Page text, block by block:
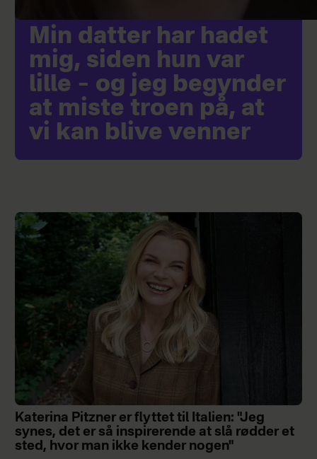
Min datter har hadet
mig, siden hun var
lille – og jeg begynder
at miste troen på, at
vi kan blive venner
Katerina Pitzner er flyttet til Italien: "Jeg
synes, det er så inspirerende at slå rødder et
sted, hvor man ikke kender nogen"